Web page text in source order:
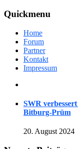
Quickmenu
Home
Forum
Partner
Kontakt
Impressum
SWR
Bitburg-Prüm
20. August 2024